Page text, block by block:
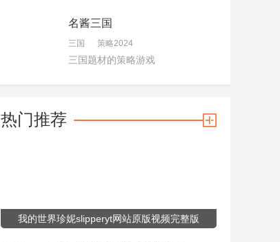
名酱三国
三国 策略2024
三国题材的策略游戏
热门推荐
我的世界珍妮slipperyt网站原版视频完整版